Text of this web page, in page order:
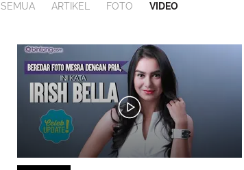
SEMUA ARTIKEL FOTO VIDEO